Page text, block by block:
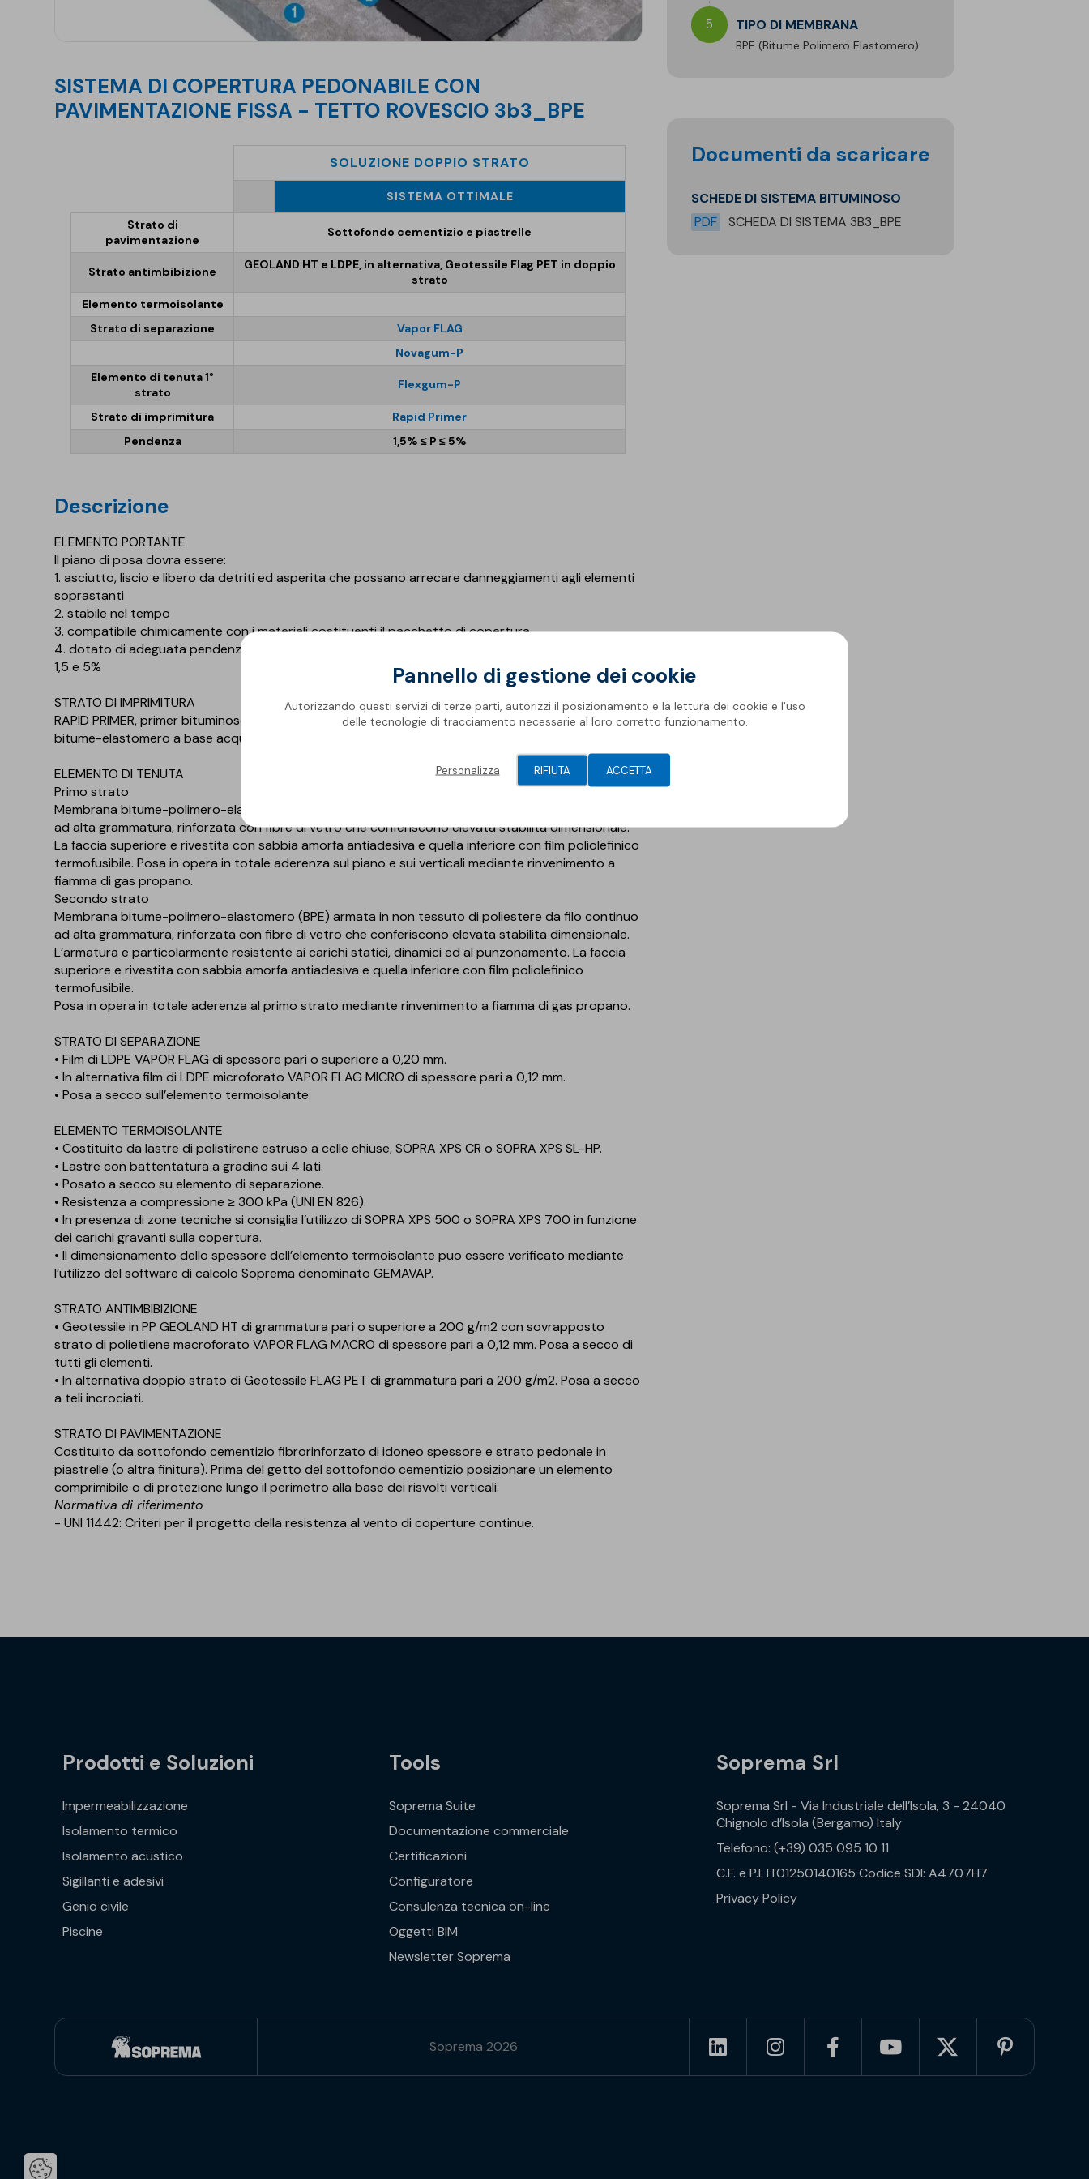
SISTEMA DI COPERTURA PEDONABILE CON
PAVIMENTAZIONE FISSA - TETTO ROVESCIO 3b3_BPE
SOLUZIONE DOPPIO STRATO
SISTEMA OTTIMALE
Strato di
pavimentazione
Sottofondo cementizio e piastrelle
Strato antimbibizione
GEOLAND HT e LDPE, in alternativa, Geotessile Flag PET in doppio
strato
Elemento termoisolante
Strato di separazione
Vapor FLAG
Novagum-P
Elemento di tenuta 1°
strato
Flexgum-P
Strato di imprimitura
Rapid Primer
Pendenza
1,5% ≤ P ≤ 5%
descrizione
ELEMENTO PORTANTE
Il piano di posa dovra essere:
1. asciutto, liscio e libero da detriti ed asperita che possano arrecare danneggiamenti agli elementi
soprastanti
2. stabile nel tempo
3. compatibile chimicamente con i materiali costituenti il pacchetto di copertura
4. dotato di adeguata pendenza. Per copertura piana o sub-orizzontale pendenza compresa tra
1,5 e 5%
STRATO DI IMPRIMITURA
RAPID PRIMER, primer bituminoso al solvente a rapida essiccazione o AQUADERE, emulsione
bitume-elastomero a base acqua idonei per bloccare la polverosita dell’elemento portante.
ELEMENTO DI TENUTA
Primo strato
Membrana bitume-polimero-elastomero (BPE), armata in non tessuto di poliestere da filo continuo
ad alta grammatura, rinforzata con fibre di vetro che conferiscono elevata stabilita dimensionale.
La faccia superiore e rivestita con sabbia amorfa antiadesiva e quella inferiore con film poliolefinico
termofusibile. Posa in opera in totale aderenza sul piano e sui verticali mediante rinvenimento a
fiamma di gas propano.
Secondo strato
Membrana bitume-polimero-elastomero (BPE) armata in non tessuto di poliestere da filo continuo
ad alta grammatura, rinforzata con fibre di vetro che conferiscono elevata stabilita dimensionale.
L’armatura e particolarmente resistente ai carichi statici, dinamici ed al punzonamento. La faccia
superiore e rivestita con sabbia amorfa antiadesiva e quella inferiore con film poliolefinico
termofusibile.
Posa in opera in totale aderenza al primo strato mediante rinvenimento a fiamma di gas propano.
STRATO DI SEPARAZIONE
• Film di LDPE VAPOR FLAG di spessore pari o superiore a 0,20 mm.
• In alternativa film di LDPE microforato VAPOR FLAG MICRO di spessore pari a 0,12 mm.
• Posa a secco sull’elemento termoisolante.
ELEMENTO TERMOISOLANTE
• Costituito da lastre di polistirene estruso a celle chiuse, SOPRA XPS CR o SOPRA XPS SL-HP.
• Lastre con battentatura a gradino sui 4 lati.
• Posato a secco su elemento di separazione.
• Resistenza a compressione ≥ 300 kPa (UNI EN 826).
• In presenza di zone tecniche si consiglia l’utilizzo di SOPRA XPS 500 o SOPRA XPS 700 in funzione
dei carichi gravanti sulla copertura.
• Il dimensionamento dello spessore dell’elemento termoisolante puo essere verificato mediante
l’utilizzo del software di calcolo Soprema denominato GEMAVAP.
STRATO ANTIMBIBIZIONE
• Geotessile in PP GEOLAND HT di grammatura pari o superiore a 200 g/m2 con sovrapposto
strato di polietilene macroforato VAPOR FLAG MACRO di spessore pari a 0,12 mm. Posa a secco di
tutti gli elementi.
• In alternativa doppio strato di Geotessile FLAG PET di grammatura pari a 200 g/m2. Posa a secco
a teli incrociati.
STRATO DI PAVIMENTAZIONE
Costituito da sottofondo cementizio fibrorinforzato di idoneo spessore e strato pedonale in
piastrelle (o altra finitura). Prima del getto del sottofondo cementizio posizionare un elemento
comprimibile o di protezione lungo il perimetro alla base dei risvolti verticali.
Normativa di riferimento
- UNI 11442: Criteri per il progetto della resistenza al vento di coperture continue.
5 TIPO DI MEMBRANA
BPE (Bitume Polimero Elastomero)
Documenti da scaricare
SCHEDE DI SISTEMA BITUMINOSO
PDF
SCHEDA DI SISTEMA 3B3_BPE
Prodotti e Soluzioni
Impermeabilizzazione
Isolamento termico
Isolamento acustico
Sigillanti e adesivi
Genio civile
Piscine
Tools
Soprema Suite
Documentazione commerciale
Certificazioni
Configuratore
Consulenza tecnica on-line
Oggetti BIM
Newsletter Soprema
Soprema Srl
Soprema Srl - Via Industriale dell’Isola, 3 - 24040
Chignolo d’Isola (Bergamo) Italy
Telefono: (+39) 035 095 10 11
C.F. e P.I. IT01250140165 Codice SDI: A4707H7
Privacy Policy
Soprema 2026
Pannello di gestione dei cookie
Autorizzando questi servizi di terze parti, autorizzi il posizionamento e la lettura dei cookie e l'uso
delle tecnologie di tracciamento necessarie al loro corretto funzionamento.
RIFIUTA
Personalizza ACCETTA